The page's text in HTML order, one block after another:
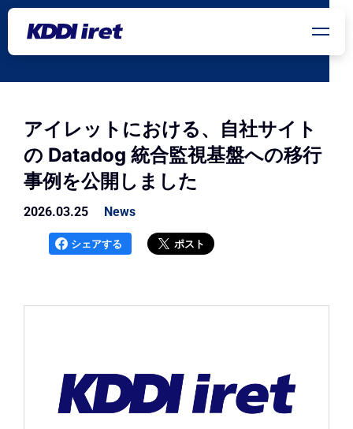
メインコンテンツにスキップ
アイレットにおける、自社サイト
の Datadog 統合監視基盤への移行
事例を公開しました
2026.03.25 News
シェアする ポスト